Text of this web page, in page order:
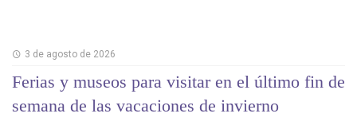
3 de agosto de 2026
Ferias y museos para visitar en el último fin de
semana de las vacaciones de invierno